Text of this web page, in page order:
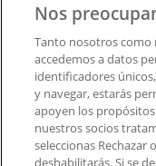
Contacto
Contacto
Tienda mal
Notificar un
Nos
Tanto nosotros como
accedemos a datos
identificadores
y navegar, estarás
apoyen los
nuestros socios
seleccionas
deshabilitarás. Si se